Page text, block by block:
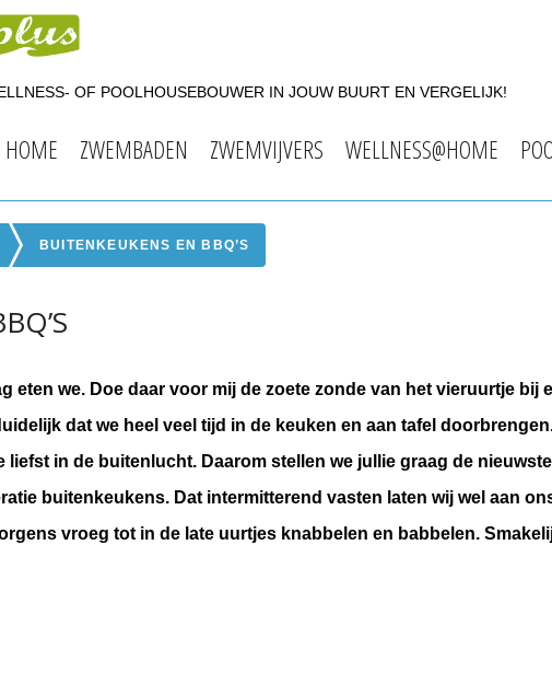
OF POOLHOUSEBOUWER IN JOUW BUURT EN VERGELIJK!
HOME ZWEMBADEN ZWEMVIJVERS WELLNESS@HOME
BUITENKEUKENS EN BBQ’S
eten we. Doe daar voor mij de zoete zonde van het vieruurtje bij
dat we heel veel tijd in de keuken en aan tafel
liefst in de buitenlucht. Daarom stellen we jullie graag de
buitenkeukens. Dat intermitterend vasten laten wij wel aan
vroeg tot in de late uurtjes knabbelen en babbelen.